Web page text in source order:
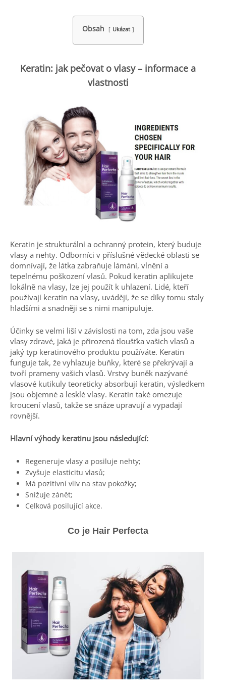
Obsah Ukázat
Keratin: jak pečovat o vlasy – informace a
vlastnosti
Keratin je strukturální a ochranný protein, který buduje
vlasy a nehty. Odborníci v příslušné vědecké oblasti se
domnívají, že látka zabraňuje lámání, vlnění a
tepelnému poškození vlasů. Pokud keratin aplikujete
lokálně na vlasy, lze jej použít k uhlazení. Lidé, kteří
používají keratin na vlasy, uvádějí, že se díky tomu staly
hladšími a snadněji se s nimi manipuluje.
Účinky se velmi liší v závislosti na tom, zda jsou vaše
vlasy zdravé, jaká je přirozená tloušťka vašich vlasů a
jaký typ keratinového produktu používáte. Keratin
funguje tak, že vyhlazuje buňky, které se překrývají a
tvoří prameny vašich vlasů. Vrstvy buněk nazývané
vlasové kutikuly teoreticky absorbují keratin, výsledkem
jsou objemné a lesklé vlasy. Keratin také omezuje
kroucení vlasů, takže se snáze upravují a vypadají
rovnější.
Hlavní výhody keratinu jsou následující:
Regeneruje vlasy a posiluje nehty;
Zvyšuje elasticitu vlasů;
Má pozitivní vliv na stav pokožky;
Snižuje zánět;
Celková posilující akce.
Co je Hair Perfecta